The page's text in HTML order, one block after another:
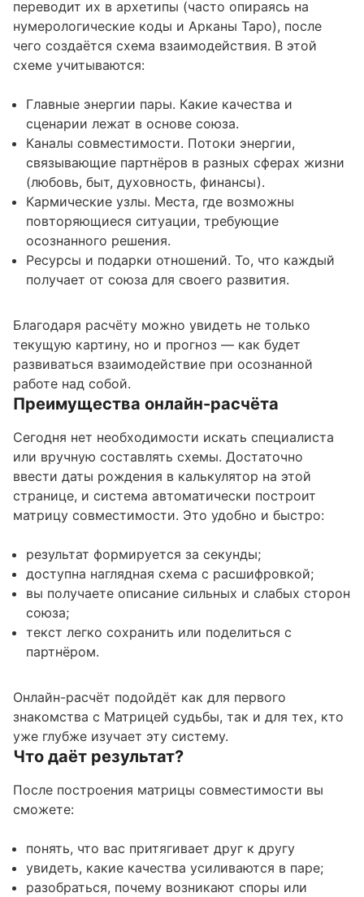
переводит их в архетипы (часто опираясь на
нумерологические коды и Арканы Таро), после
чего создаётся схема взаимодействия. В этой
схеме учитываются:
Главные энергии пары. Какие качества и
сценарии лежат в основе союза.
Каналы совместимости. Потоки энергии,
связывающие партнёров в разных сферах жизни
(любовь, быт, духовность, финансы).
Кармические узлы. Места, где возможны
повторяющиеся ситуации, требующие
осознанного решения.
Ресурсы и подарки отношений. То, что каждый
получает от союза для своего развития.
Благодаря расчёту можно увидеть не только
текущую картину, но и прогноз — как будет
развиваться взаимодействие при осознанной
работе над собой.
Преимущества онлайн-расчёта
Сегодня нет необходимости искать специалиста
или вручную составлять схемы. Достаточно
ввести даты рождения в калькулятор на этой
странице, и система автоматически построит
матрицу совместимости. Это удобно и быстро:
результат формируется за секунды;
доступна наглядная схема с расшифровкой;
вы получаете описание сильных и слабых сторон
союза;
текст легко сохранить или поделиться с
партнёром.
Онлайн-расчёт подойдёт как для первого
знакомства с Матрицей судьбы, так и для тех, кто
уже глубже изучает эту систему.
Что даёт результат?
После построения матрицы совместимости вы
сможете:
понять, что вас притягивает друг к другу
увидеть, какие качества усиливаются в паре;
разобраться, почему возникают споры или